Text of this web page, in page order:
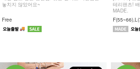
놓치지 않았어요~
Free
테리팬츠!
MADE.